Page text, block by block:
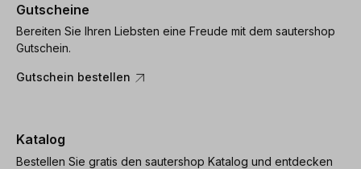
Gutscheine
Bereiten Sie Ihren Liebsten eine Freude mit dem sautershop
Gutschein.
Gutschein bestellen
Katalog
Bestellen Sie gratis den sautershop Katalog und entdecken